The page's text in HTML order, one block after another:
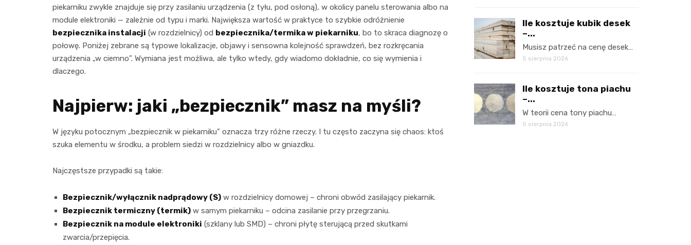
piekarniku zwykle znajduje się przy zasilaniu urządzenia (z tyłu, pod osłoną), w okolicy panelu sterowania albo na
module elektroniki — zależnie od typu i marki. Największa wartość w praktyce to szybkie odróżnienie
bezpiecznika instalacji (w rozdzielnicy) od bezpiecznika/termika w piekarniku, bo to skraca diagnozę o
połowę. Poniżej zebrane są typowe lokalizacje, objawy i sensowna kolejność sprawdzeń, bez rozkręcania
urządzenia „w ciemno”. Wymiana jest możliwa, ale tylko wtedy, gdy wiadomo dokładnie, co się wymienia i
dlaczego.
Najpierw: jaki „bezpiecznik” masz na myśli?
W języku potocznym „bezpiecznik w piekarniku” oznacza trzy różne rzeczy. I tu często zaczyna się chaos: ktoś
szuka elementu w środku, a problem siedzi w rozdzielnicy albo w gniazdku.
Najczęstsze przypadki są takie:
Bezpiecznik/wyłącznik nadprądowy (S) w rozdzielnicy domowej – chroni obwód zasilający piekarnik.
Bezpiecznik termiczny (termik) w samym piekarniku – odcina zasilanie przy przegrzaniu.
Bezpiecznik na module elektroniki (szklany lub SMD) – chroni płytę sterującą przed skutkami
zwarcia/przepięcia.
Ile kosztuje kubik desek
–...
Musisz patrzeć na cenę desek…
5 sierpnia 2026
Ile kosztuje tona piachu
–...
W teorii cena tony piachu…
5 sierpnia 2026